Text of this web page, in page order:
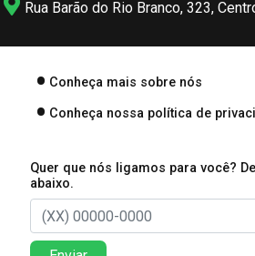
Rua Barão do Rio Branco, 323,
Conheça mais sobre nós
Conheça nossa política de
Quer que nós ligamos para você?
abaixo.